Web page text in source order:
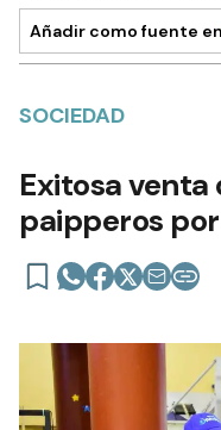
Añadir como fuente en
SOCIEDAD
Exitosa venta
paipperos